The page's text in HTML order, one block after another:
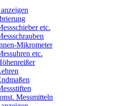
etc.
Mikrometer
etc.
Messmitteln